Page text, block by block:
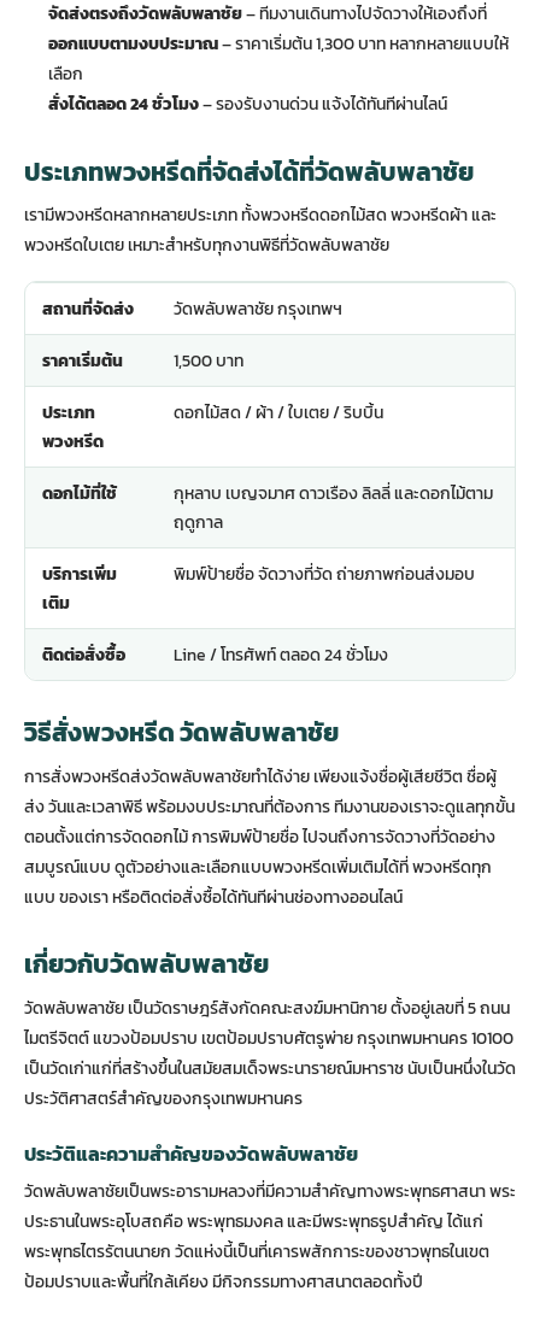
จัดส่งตรงถึงวัดพลับพลาชัย– ทีมงานเดินทางไปจัดวางให้เองถึงที่
ออกแบบตามงบประมาณ– ราคาเริ่มต้น 1,300 บาท หลากหลายแบบให้
เลือก
สั่งได้ตลอด 24 ชั่วโมง– รองรับงานด่วน แจ้งได้ทันทีผ่านไลน์
ประเภทพวงหรีดที่จัดส่งได้ที่วัดพลับพลาชัย
เรามีพวงหรีดหลากหลายประเภท ทั้งพวงหรีดดอกไม้สด พวงหรีดผ้า และ
พวงหรีดใบเตย เหมาะสำหรับทุกงานพิธีที่วัดพลับพลาชัย
สถานที่จัดส่ง วัดพลับพลาชัย กรุงเทพฯ
ราคาเริ่มต้น 1,500 บาท
ประเภท
พวงหรีด
ดอกไม้สด / ผ้า / ใบเตย / ริบบิ้น
ดอกไม้ที่ใช้
กุหลาบ เบญจมาศ ดาวเรือง ลิลลี่ และดอกไม้ตาม
ฤดูกาล
บริการเพิ่ม
เติม
พิมพ์ป้ายชื่อ จัดวางที่วัด ถ่ายภาพก่อนส่งมอบ
ติดต่อสั่งซื้อ Line / โทรศัพท์ ตลอด 24 ชั่วโมง
วิธีสั่งพวงหรีด วัดพลับพลาชัย
การสั่งพวงหรีดส่งวัดพลับพลาชัยทำได้ง่าย เพียงแจ้งชื่อผู้เสียชีวิต ชื่อผู้
ส่ง วันและเวลาพิธี พร้อมงบประมาณที่ต้องการ ทีมงานของเราจะดูแลทุกขั้น
ตอนตั้งแต่การจัดดอกไม้ การพิมพ์ป้ายชื่อ ไปจนถึงการจัดวางที่วัดอย่าง
สมบูรณ์แบบ ดูตัวอย่างและเลือกแบบพวงหรีดเพิ่มเติมได้ที่พวงหรีดทุก
แบบของเรา หรือติดต่อสั่งซื้อได้ทันทีผ่านช่องทางออนไลน์
เกี่ยวกับวัดพลับพลาชัย
วัดพลับพลาชัย เป็นวัดราษฎร์สังกัดคณะสงฆ์มหานิกาย ตั้งอยู่เลขที่ 5 ถนน
ไมตรีจิตต์ แขวงป้อมปราบ เขตป้อมปราบศัตรูพ่าย กรุงเทพมหานคร 10100
เป็นวัดเก่าแก่ที่สร้างขึ้นในสมัยสมเด็จพระนารายณ์มหาราช นับเป็นหนึ่งในวัด
ประวัติศาสตร์สำคัญของกรุงเทพมหานคร
ประวัติและความสำคัญของวัดพลับพลาชัย
วัดพลับพลาชัยเป็นพระอารามหลวงที่มีความสำคัญทางพระพุทธศาสนา พระ
ประธานในพระอุโบสถคือ พระพุทธมงคล และมีพระพุทธรูปสำคัญ ได้แก่
พระพุทธไตรรัตนนายก วัดแห่งนี้เป็นที่เคารพสักการะของชาวพุทธในเขต
ป้อมปราบและพื้นที่ใกล้เคียง มีกิจกรรมทางศาสนาตลอดทั้งปี